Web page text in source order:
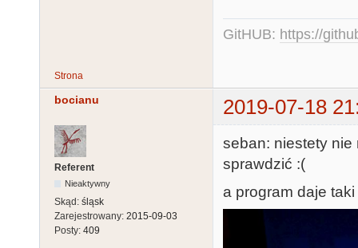
GitHUB: https://
Strona
bocianu 2019-07-18
Referent
Nieaktywny
Skąd: śląsk
Zarejestrowany: 2015-09-03
Posty: 409
seban: niestety
sprawdzić :(
a program daje